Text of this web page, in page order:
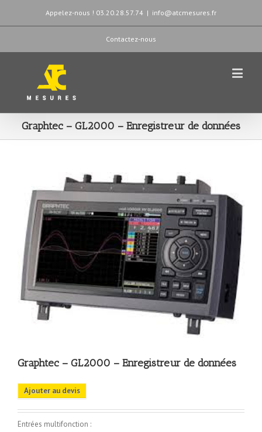
Appelez-nous ! 03.20.28.57.74 | info@atcmesures.fr
Contactez-nous
Graphtec – GL2000 – Enregistreur de données
Graphtec – GL2000 – Enregistreur de données
Ajouter au devis
Entrées multifonction :